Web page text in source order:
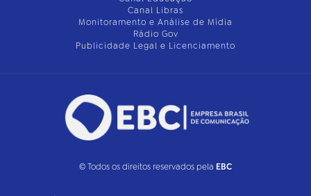
Canal Libras
Monitoramento e Análise de Mídia
Rádio Gov
Publicidade Legal e Licenciamento
© Todos os direitos reservados pela EBC